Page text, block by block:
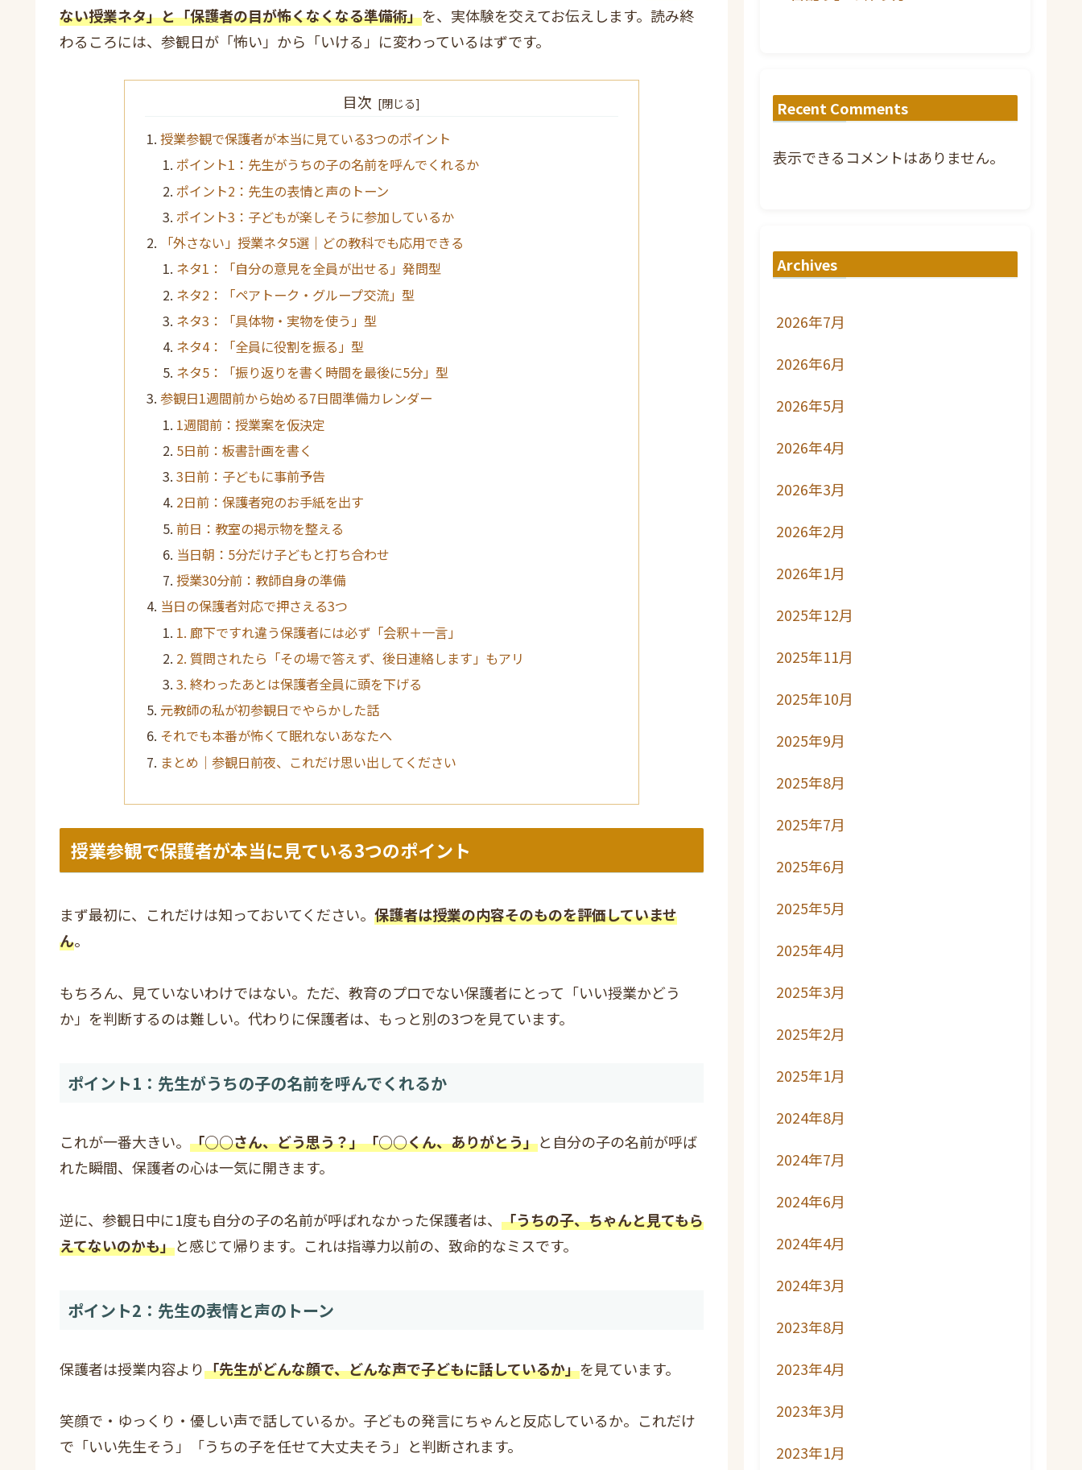
ない授業ネタ」と「保護者の目が怖くなくなる準備術」を、実体験を交えてお伝えします。読み終
わるころには、参観日が「怖い」から「いける」に変わっているはずです。
目次
授業参観で保護者が本当に見ている3つのポイント
ポイント1：先生がうちの子の名前を呼んでくれるか
ポイント2：先生の表情と声のトーン
ポイント3：子どもが楽しそうに参加しているか
「外さない」授業ネタ5選｜どの教科でも応用できる
ネタ1：「自分の意見を全員が出せる」発問型
ネタ2：「ペアトーク・グループ交流」型
ネタ3：「具体物・実物を使う」型
ネタ4：「全員に役割を振る」型
ネタ5：「振り返りを書く時間を最後に5分」型
参観日1週間前から始める7日間準備カレンダー
1週間前：授業案を仮決定
5日前：板書計画を書く
3日前：子どもに事前予告
2日前：保護者宛のお手紙を出す
前日：教室の掲示物を整える
当日朝：5分だけ子どもと打ち合わせ
授業30分前：教師自身の準備
当日の保護者対応で押さえる3つ
1. 廊下ですれ違う保護者には必ず「会釈＋一言」
2. 質問されたら「その場で答えず、後日連絡します」もアリ
3. 終わったあとは保護者全員に頭を下げる
元教師の私が初参観日でやらかした話
それでも本番が怖くて眠れないあなたへ
まとめ｜参観日前夜、これだけ思い出してください
授業参観で保護者が本当に見ている3つのポイント
まず最初に、これだけは知っておいてください。 保護者は授業の内容そのものを評価していませ
ん。
もちろん、見ていないわけではない。ただ、教育のプロでない保護者にとって「いい授業かどう
か」を判断するのは難しい。代わりに保護者は、もっと別の3つを見ています。
ポイント1：先生がうちの子の名前を呼んでくれるか
これが一番大きい。 「○○さん、どう思う？」「○○くん、ありがとう」と自分の子の名前が呼ば
れた瞬間、保護者の心は一気に開きます。
逆に、参観日中に1度も自分の子の名前が呼ばれなかった保護者は、 「うちの子、ちゃんと見てもら
えてないのかも」と感じて帰ります。これは指導力以前の、致命的なミスです。
ポイント2：先生の表情と声のトーン
保護者は授業内容より「先生がどんな顔で、どんな声で子どもに話しているか」を見ています。
笑顔で・ゆっくり・優しい声で話しているか。子どもの発言にちゃんと反応しているか。これだけ
で「いい先生そう」「うちの子を任せて大丈夫そう」と判断されます。
Recent Comments
表示できるコメントはありません。
Archives
2026年7月
2026年6月
2026年5月
2026年4月
2026年3月
2026年2月
2026年1月
2025年12月
2025年11月
2025年10月
2025年9月
2025年8月
2025年7月
2025年6月
2025年5月
2025年4月
2025年3月
2025年2月
2025年1月
2024年8月
2024年7月
2024年6月
2024年4月
2024年3月
2023年8月
2023年4月
2023年3月
2023年1月